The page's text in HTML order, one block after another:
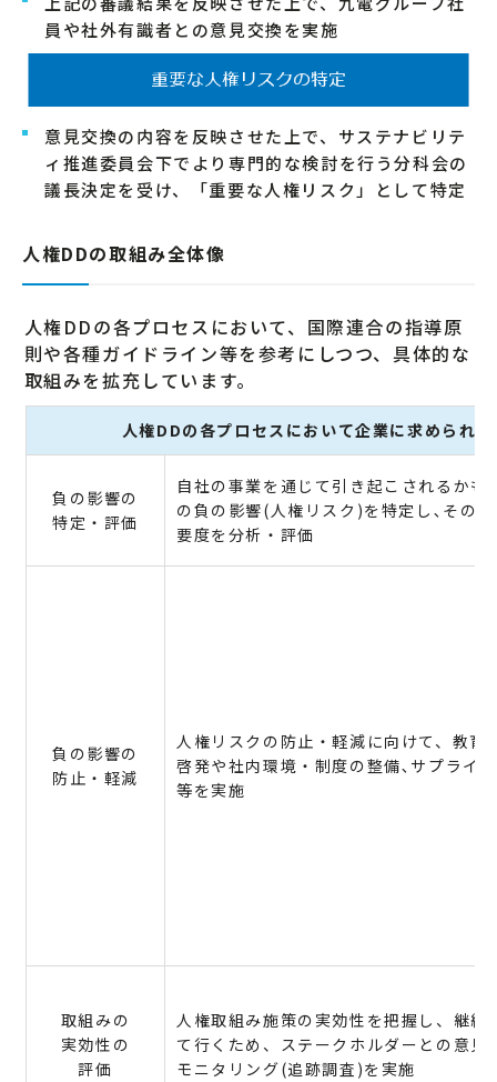
員や社外有識者との意見交換を実施
意見交換の内容を反映させた上で、サステナビリテ
ィ推進委員会下でより専門的な検討を行う分科会の
議長決定を受け、「重要な人権リスク」として特定
人権DDの取組み全体像
人権DDの各プロセスにおいて、国際連合の指導原
則や各種ガイドライン等を参考にしつつ、具体的な
取組みを拡充しています。
人権DDの各プロセスにおいて企業に求められ
負の影響の
特定・評価
自社の事業を通じて引き起こされるかも
の負の影響(人権リスク)を特定し､その
要度を分析・評価
負の影響の
防止・軽減
人権リスクの防止・軽減に向けて、教育
啓発や社内環境・制度の整備､サプライ
等を実施
取組みの
実効性の
評価
人権取組み施策の実効性を把握し、継続
て行くため、ステークホルダーとの意見
モニタリング(追跡調査)を実施